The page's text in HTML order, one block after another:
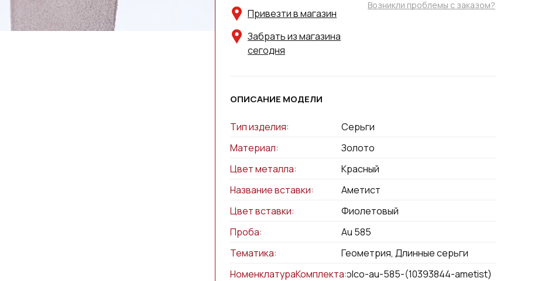
Привезти в магазин
Забрать из магазина
сегодня
Возникли проблемы с заказом?
ОПИСАНИЕ МОДЕЛИ
Тип изделия:
Серьги
Материал:
Золото
Цвет металла:
Красный
Название вставки:
Аметист
Цвет вставки:
Фиолетовый
Проба:
Au 585
Тематика:
Геометрия, Длинные серьги
НоменклатураКомплекта:kolco-au-585-(10393844-ametist)